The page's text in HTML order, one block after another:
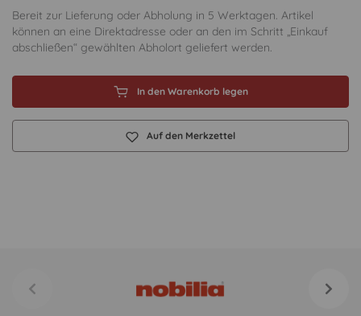
Bereit zur Lieferung oder Abholung in 5 Werktagen. Artikel
können an eine Direktadresse oder an den im Schritt „Einkauf
abschließen“ gewählten Abholort geliefert werden.
In den Warenkorb legen
Auf den Merkzettel